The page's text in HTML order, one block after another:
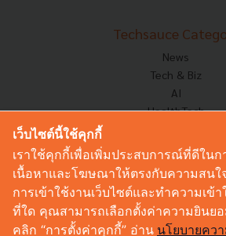
Techsauce
News
Tech & Biz
AI
HealthTech
Corp Innov
Saucy Thoughts
Based On
Sustainable
Videos
เว็บไซต์นี้ใช้คุกกี้
เราใช้คุกกี้เพื่อเพิ่มประสบการณ์ที่ดีในก
เนื้อหาและโฆษณาให้ตรงกับความสนใ
การเข้าใช้งานเว็บไซต์และทำความเข้
ที่ใด คุณสามารถเลือกตั้งค่าความยินย
คลิก “การตั้งค่าคุกกี้” อ่าน นโยบายคว